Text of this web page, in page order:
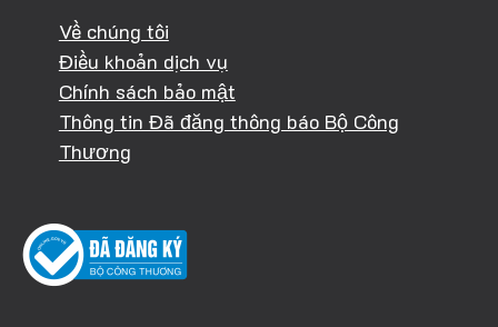
Về chúng tôi
Điều khoản dịch vụ
Chính sách bảo mật
Thông tin Đã đăng thông báo Bộ Công
Thương